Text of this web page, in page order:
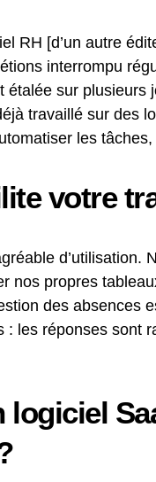
RH [d’un autre
interrompu
étalée sur
travaillé sur des
les
votre
nos propres
des absences
: les réponses
logiciel